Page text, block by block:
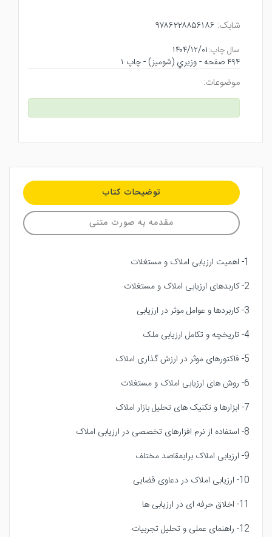
شابک: ۹۷۸۶۲۲۸۸۵۶۱۸۶
سال چاپ:۱۴۰۴/۱۲/۰۱
۴۹۴ صفحه - وزيري (شوميز) - چاپ ۱
موضوعات:
توضیحات کتاب
مقدمه به صورت متنی
1- اهمیت ارزیابی املاک و مستغلات
2- کاربدهای ارزیابی املاک و مستغلات
3- کاربردها و عوامل موثر در ارزیابی
4- تاریخچه و تکامل ارزیابی ملک
5- فاکتورهای موثر در ارزش گذاری املاک
6- روش های ارزیابی املاک و مستغلات
7- ابزارها و تکنیک های تحلیل بازار املاک
8- استفاده از نرم افزارهای تخصصی در ارزیابی املاک
9- ارزیابی املاک برایمقاصد مختلف
10- ارزیابی املاک در دعاوی قضایی
11- اخلاق حرفه ای در ارزیابی ها
12- راهنمای عملی و تحلیل تجربیات